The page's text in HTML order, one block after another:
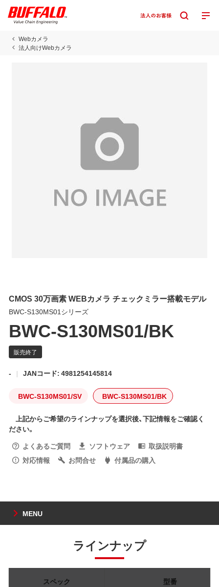
Webカメラ
法人向けWebカメラ
CMOS 30万画素 WEBカメラ チェックミラー搭載モデル
BWC-S130MS01シリーズ
BWC-S130MS01/BK
- JANコード: 4981254145814
BWC-S130MS01/SV BWC-S130MS01/BK
上記からご希望のラインナップを選択後、下記情報をご確認く
ださい。
よくあるご質問
ソフトウェア
取扱説明書
対応情報
お問合せ 付属品の購入
MENU
ラインナップ
スペック 型番